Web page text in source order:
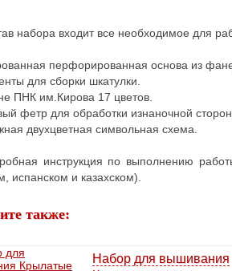
набора входит все необходимое для
перфорированная основа из
для сборки шкатулки.
ПНК им.Кирова 17 цветов.
фетр для обработки изнаночной
двухцветная символьная схема.
инструкция по выполнению
испанском и казахском).
также:
Набор для вышивания